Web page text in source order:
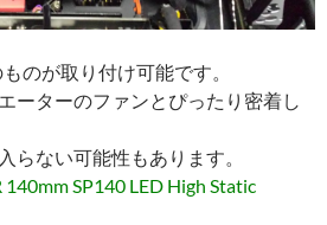
のが取り付け可能です。
ーターのファンとぴったり密着し
らない可能性もあります。
140mm SP140 LED High Static